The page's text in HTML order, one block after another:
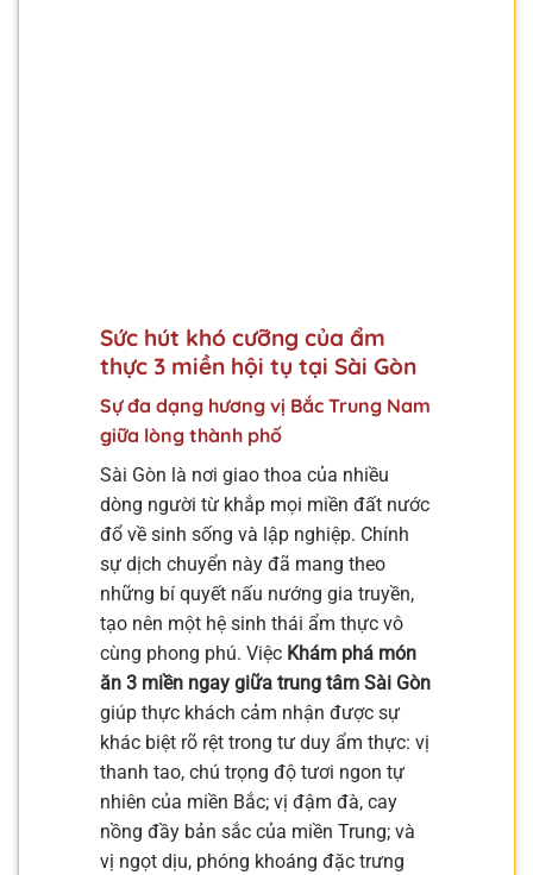
Sức hút khó cưỡng của ẩm
thực 3 miền hội tụ tại Sài Gòn
Sự đa dạng hương vị Bắc Trung Nam
giữa lòng thành phố
Sài Gòn là nơi giao thoa của nhiều
dòng người từ khắp mọi miền đất nước
đổ về sinh sống và lập nghiệp. Chính
sự dịch chuyển này đã mang theo
những bí quyết nấu nướng gia truyền,
tạo nên một hệ sinh thái ẩm thực vô
cùng phong phú. Việc Khám phá món
ăn 3 miền ngay giữa trung tâm Sài Gòn
giúp thực khách cảm nhận được sự
khác biệt rõ rệt trong tư duy ẩm thực: vị
thanh tao, chú trọng độ tươi ngon tự
nhiên của miền Bắc; vị đậm đà, cay
nồng đầy bản sắc của miền Trung; và
vị ngọt dịu, phóng khoáng đặc trưng